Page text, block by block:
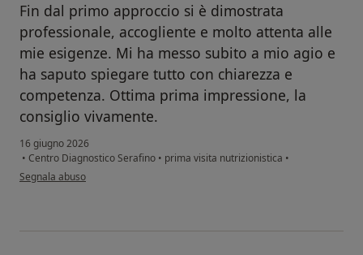
Fin dal primo approccio si è dimostrata
professionale, accogliente e molto attenta alle
mie esigenze. Mi ha messo subito a mio agio e
ha saputo spiegare tutto con chiarezza e
competenza. Ottima prima impressione, la
consiglio vivamente.
16 giugno 2026
• Centro Diagnostico Serafino • prima visita nutrizionistica •
secondo l'opinione dell'utente S.Nicole
Segnala abuso